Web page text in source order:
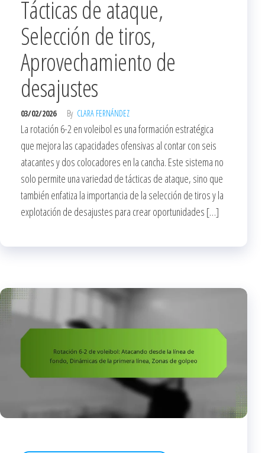
Tácticas de ataque,
Selección de tiros,
Aprovechamiento de
desajustes
03/02/2026 By CLARA FERNÁNDEZ
La rotación 6-2 en voleibol es una formación estratégica
que mejora las capacidades ofensivas al contar con seis
atacantes y dos colocadores en la cancha. Este sistema no
solo permite una variedad de tácticas de ataque, sino que
también enfatiza la importancia de la selección de tiros y la
explotación de desajustes para crear oportunidades […]